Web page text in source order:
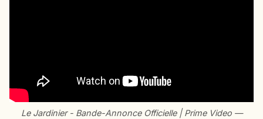
Le Jardinier - Bande-Annonce Officielle | Prime Video —